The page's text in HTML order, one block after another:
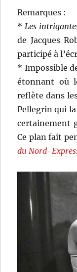
Remarques :
* Les
de Jacques
participé à
* Impossible
étonnant où
reflète dans
Pellegrin qui
certainement
Ce plan fait
du Nord-